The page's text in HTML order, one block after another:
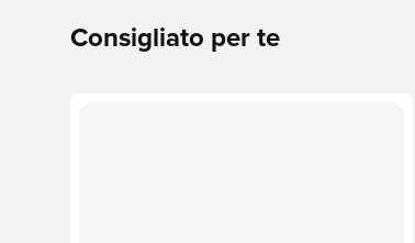
Consigliato per te